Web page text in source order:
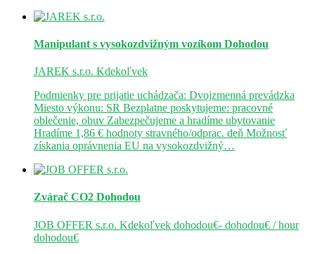
Manipulant s vysokozdvižným vozíkom Dohodou
JAREK s.r.o. Kdekoľvek
Podmienky pre prijatie uchádzača: Dvojzmenná prevádzka
Miesto výkonu: SR Bezplatne poskytujeme: pracovné
oblečenie, obuv Zabezpečujeme a hradíme ubytovanie
Hradíme 1,86 € hodnoty stravného/odprac. deň Možnosť
získania oprávnenia EU na vysokozdvižný…
Zvárač CO2 Dohodou
JOB OFFER s.r.o. Kdekoľvek dohodou€- dohodou€ / hour
dohodou€